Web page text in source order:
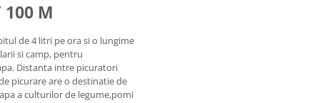
100 M
de 4 litri pe ora si o lungime
si camp, pentru
Distanta intre picuratori
picurare are o destinatie de
a culturilor de legume,pomi